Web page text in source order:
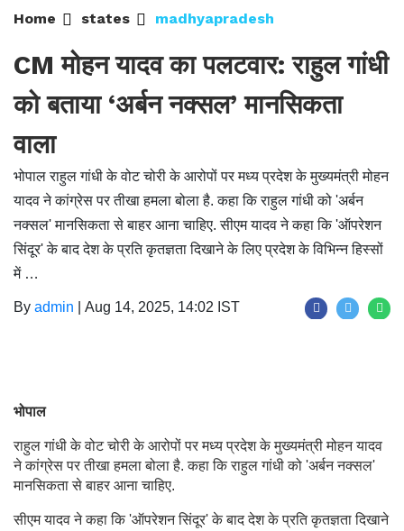
Home states madhyapradesh
CM मोहन यादव का पलटवार: राहुल गांधी
को बताया ‘अर्बन नक्सल’ मानसिकता
वाला
भोपाल राहुल गांधी के वोट चोरी के आरोपों पर मध्य प्रदेश के मुख्यमंत्री मोहन
यादव ने कांग्रेस पर तीखा हमला बोला है. कहा कि राहुल गांधी को 'अर्बन
नक्सल' मानसिकता से बाहर आना चाहिए. सीएम यादव ने कहा कि 'ऑपरेशन
सिंदूर' के बाद देश के प्रति कृतज्ञता दिखाने के लिए प्रदेश के विभिन्न हिस्सों
में …
By admin Aug 14, 2025, 14:02 IST
भोपाल
राहुल गांधी के वोट चोरी के आरोपों पर मध्य प्रदेश के मुख्यमंत्री मोहन यादव
ने कांग्रेस पर तीखा हमला बोला है. कहा कि राहुल गांधी को 'अर्बन नक्सल'
मानसिकता से बाहर आना चाहिए.
सीएम यादव ने कहा कि 'ऑपरेशन सिंदूर' के बाद देश के प्रति कृतज्ञता दिखाने